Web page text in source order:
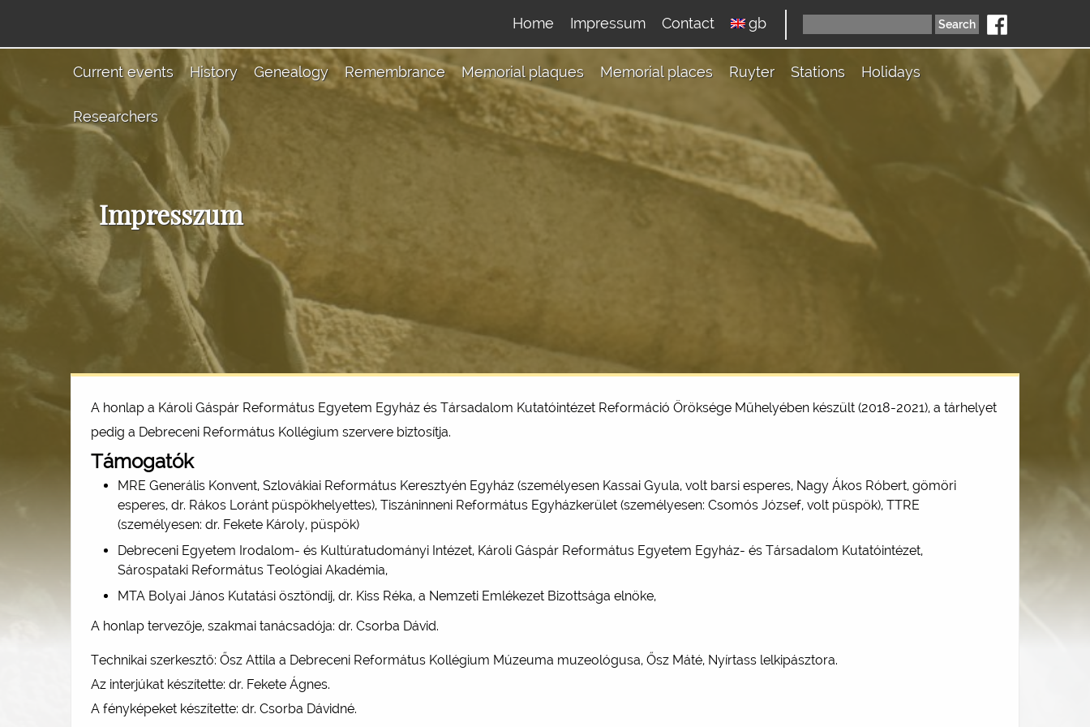
Home Impressum Contact gb
Current events History Genealogy Remembrance Memorial plaques Memorial places Ruyter Stations Holidays
Researchers
Impresszum
A honlap a Károli Gáspár Református Egyetem Egyház és Társadalom Kutatóintézet Reformáció Öröksége Műhelyében készült (2018-2021), a tárhelyet
pedig a Debreceni Református Kollégium szervere biztosítja.
Támogatók
MRE Generális Konvent, Szlovákiai Református Keresztyén Egyház (személyesen Kassai Gyula, volt barsi esperes, Nagy Ákos Róbert, gömöri
esperes, dr. Rákos Loránt püspökhelyettes), Tiszáninneni Református Egyházkerület (személyesen: Csomós József, volt püspök), TTRE
(személyesen: dr. Fekete Károly, püspök)
Debreceni Egyetem Irodalom- és Kultúratudományi Intézet, Károli Gáspár Református Egyetem Egyház- és Társadalom Kutatóintézet,
Sárospataki Református Teológiai Akadémia,
MTA Bolyai János Kutatási ösztöndíj, dr. Kiss Réka, a Nemzeti Emlékezet Bizottsága elnöke,
A honlap tervezője, szakmai tanácsadója: dr. Csorba Dávid.
Technikai szerkesztő: Ősz Attila a Debreceni Református Kollégium Múzeuma muzeológusa, Ősz Máté, Nyírtass lelkipásztora.
Az interjúkat készítette: dr. Fekete Ágnes.
A fényképeket készítette: dr. Csorba Dávidné.